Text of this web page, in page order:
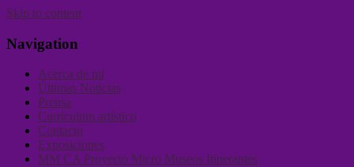
Skip to content
Navigation
Acerca de mi
Últimas Noticias
Prensa
Currículum artístico
Contacto
Exposiciones
MM CA Proyecto Micro Museos Itinerantes